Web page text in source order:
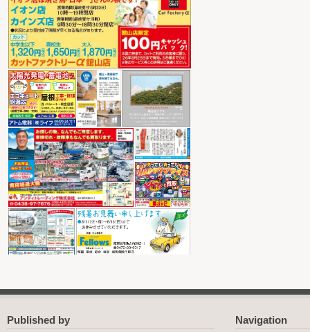
Published by Navigation